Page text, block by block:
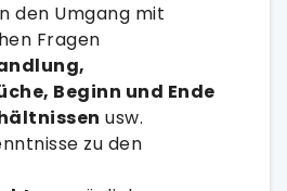
den Umgang mit
Fragen
Beginn und Ende
usw.
zu den